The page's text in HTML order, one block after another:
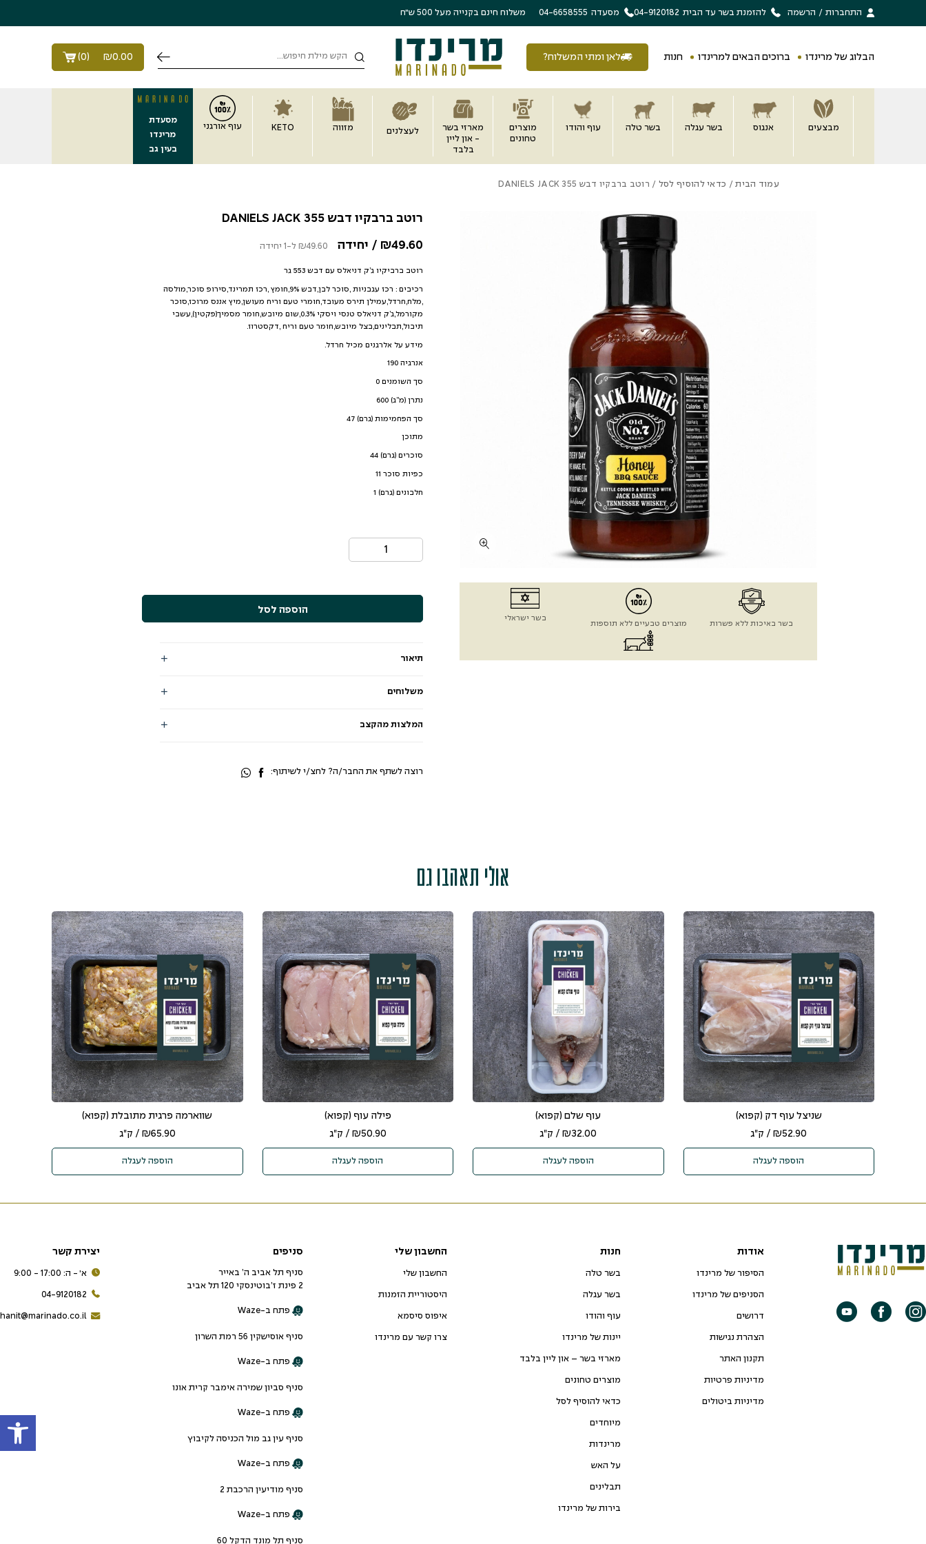
Skip to Content
משלוח חינם בקנייה מעל 500 ש״ח התחברות / הרשמה להזמנת בשר עד הבית 04-9120182 מסעדה 04-6658555
חיפוש ₪0.00
(
0
) הבלוג של מרינדו ברוכים הבאים למרינדו חנות לאן ומתי המשלוח?
מבצעים אנגוס בשר עגלה בשר טלה עוף והודו
מוצרים
טחונים
מארזי בשר
- און ליין
בלבד
לעצלנים מזווה KETO עוף אורגני
מסעדת
מרינדו
בעין גב
עמוד הבית/ כדאי להוסיף לסל / רוטב ברבקיו דבש 355 DANIELS JACK
רוטב ברבקיו דבש 355 DANIELS JACK
₪49.60 / יחידה ₪49.60 ל-1 יחידה
רוטב ברביקיו ג’ק דניאלס עם דבש 553 גר
רכיבים : רכז עגבניות ,סוכר לבן,דבש 9%,חומץ ,רכז תמרינד,סירופ סוכר,מולסה
,מלח,חרדל,עמילן תירס מעובד,חומרי טעם וריח מעושן,מיץ אננס מרוכז,סוכר
מקורמל,ג’ק דניאלס טנסי ויסקי 0.3%,שום מיובש,חומר מסמיך(פקטין),עשבי
תיבול,תבלינים,בצל מיובש,חומר טעם וריח ,דקסטרוז.
מידע על אלרגנים מכיל חרדל.
אנרגיה 190
סך השומנים 0
נתרן (מ”ג) 600
סך הפחמימות (גרם) 47
מתוכן
סוכרים (גרם) 44
כפיות סוכר 11
חלבונים (גרם) 1
כמות רוטב ברבקיו דבש 355 DANIELS JACK
הוספה לסל
תיאור
משלוחים
המלצות מהקצב
רוצה לשתף את החבר/ה? לחצ/י לשיתוף:
בשר באיכות ללא פשרות מוצרים טבעיים ללא תוספות
בשר ישראלי
אולי תאהבו גם
שניצל עוף דק (קפוא)
₪52.90 / ק"ג
הוספה לעגלה
עוף שלם (קפוא)
₪32.00 / ק"ג
הוספה לעגלה
פילה עוף (קפוא)
₪50.90 / ק"ג
הוספה לעגלה
שווארמה פרגית מתובלת (קפוא)
₪65.90 / ק"ג
הוספה לעגלה
אודות
הסיפור של מרינדו
הסניפים של מרינדו
דרושים
הצהרת נגישות
תקנון האתר
מדיניות פרטיות
מדיניות ביטולים
חנות
בשר טלה
בשר עגלה
עוף והודו
יינות של מרינדו
מארזי בשר – און ליין בלבד
מוצרים טחונים
כדאי להוסיף לסל
מיוחדים
מרינדות
על האש
תבלינים
בירות של מרינדו
החשבון שלי
החשבון שלי
היסטוריית הזמנות
איפוס סיסמא
צרו קשר עם מרינדו
סניפים
סניף תל אביב ה’ באייר
2 פינת ז’בוטינסקי 120 תל אביב
פתח ב-Waze
סניף אוסישקין 56 רמת השרון
פתח ב-Waze
סניף סביון שמירה אימבר קרית אונו
פתח ב-Waze
סניף עין גב מול הכניסה לקיבוץ
פתח ב-Waze
סניף מודיעין הרכבת 2
פתח ב-Waze
סניף תל מונד הדקל 60
יצירת קשר
א׳ - ה: 17:00 - 9:00
04-9120182
hanit@marinado.co.il